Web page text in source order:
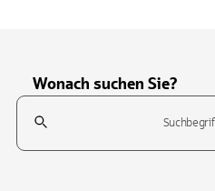
Wonach suchen Sie?
Suchfeld